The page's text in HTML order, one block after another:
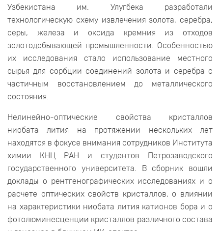
Узбекистана им. Улугбека разработали
технологическую схему извлечения золота, серебра,
серы, железа и оксида кремния из отходов
золотодобывающей промышленности. Особенностью
их исследования стало использование местного
сырья для сорбции соединений золота и серебра с
частичным восстановлением до металлического
состояния.
Нелинейно-оптические свойства кристаллов
ниобата лития на протяжении нескольких лет
находятся в фокусе внимания сотрудников Института
химии КНЦ РАН и студентов Петрозаводского
государственного университета. В сборник вошли
доклады о рентгенографических исследованиях и о
расчете оптических свойств кристаллов, о влиянии
на характеристики ниобата лития катионов бора и о
фотолюминесценции кристаллов различного состава